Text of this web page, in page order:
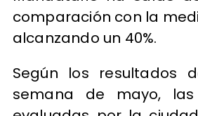
comparación con la
alcanzando un 40%.
Según los resultados
semana de mayo,